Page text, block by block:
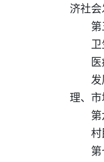
济社会
理、
村